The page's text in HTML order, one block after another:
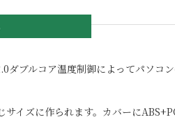
ダブルコア温度制御によってパソコ
イズに作られます。カバーに